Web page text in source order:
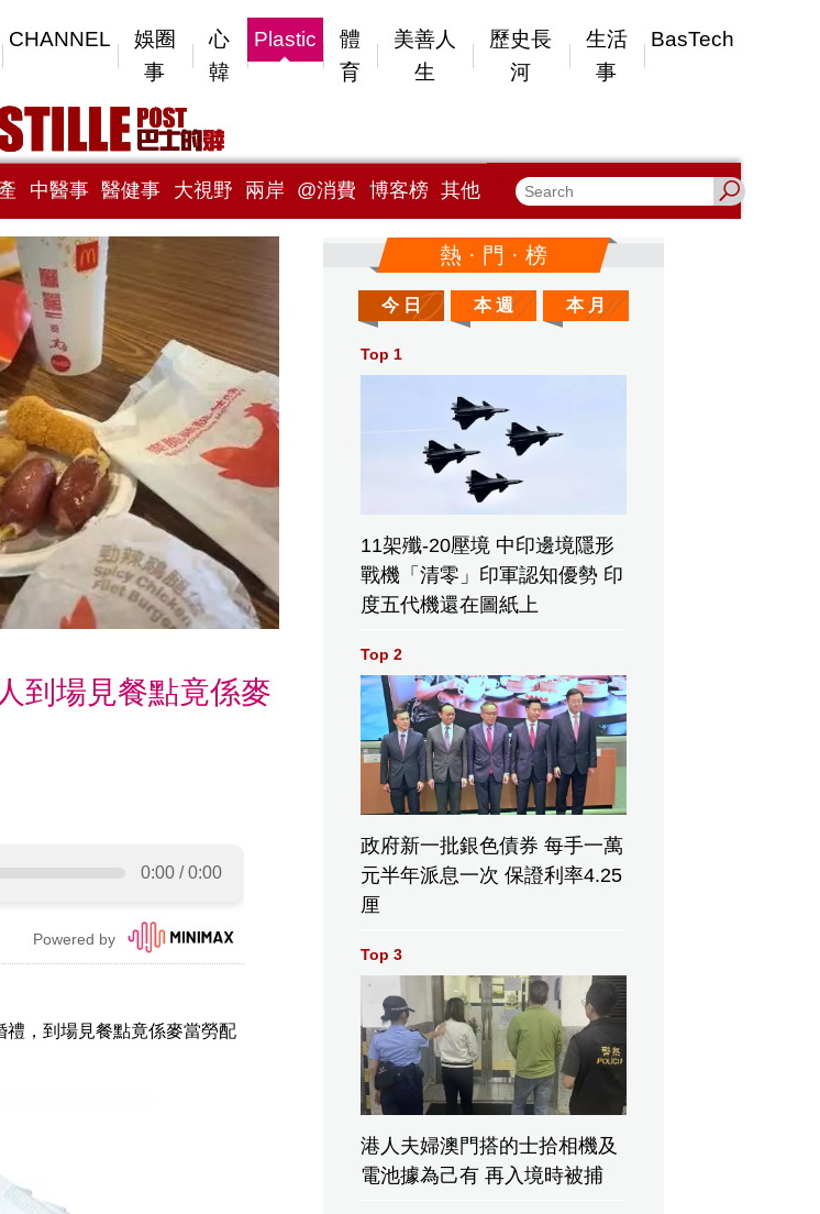
CHANNEL
娛圈
事
心
韓
Plastic
體
育
美善人
生
歷史長
河
生活
事
BasTech
中醫事 醫健事 大視野 兩岸 @消費 博客榜 其他
到場見餐點竟係麥
，到場見餐點竟係麥當勞配
熱 · 門 · 榜
今 日 本 週 本 月
Top 1
11架殲-20壓境 中印邊境隱形
戰機「清零」印軍認知優勢 印
度五代機還在圖紙上
Top 2
政府新一批銀色債券 每手一萬
元半年派息一次 保證利率4.25
厘
Top 3
港人夫婦澳門搭的士拾相機及
電池據為己有 再入境時被捕